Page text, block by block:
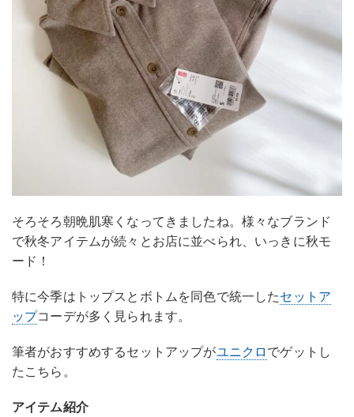
そろそろ朝晩肌寒くなってきましたね。様々なブランド
で秋冬アイテムが続々とお店に並べられ、いっきに秋モ
ード！
特に今季はトップスとボトムを同色で統一したセットア
ップコーデが多く見られます。
筆者がおすすめするセットアップがユニクロ でゲットし
たこちら。
アイテム紹介